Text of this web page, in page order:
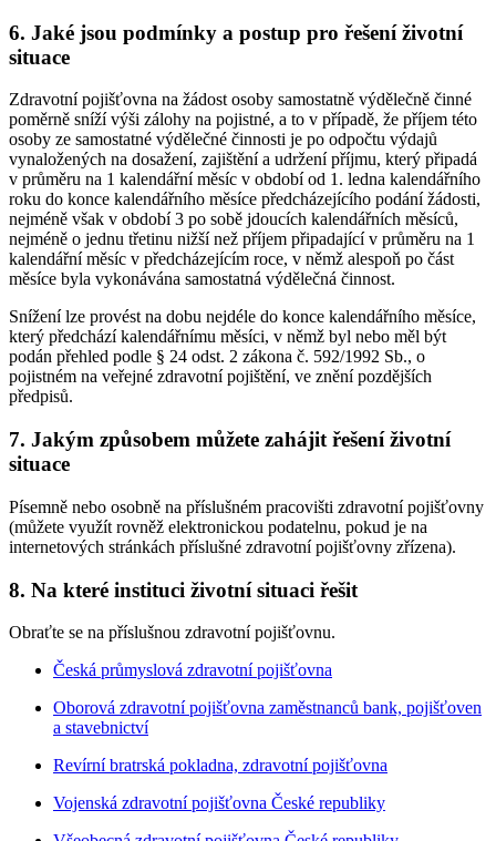
6. Jaké jsou podmínky a postup pro řešení životní
situace
Zdravotní pojišťovna na žádost osoby samostatně výdělečně činné
poměrně sníží výši zálohy na pojistné, a to v případě, že příjem této
osoby ze samostatné výdělečné činnosti je po odpočtu výdajů
vynaložených na dosažení, zajištění a udržení příjmu, který připadá
v průměru na 1 kalendářní měsíc v období od 1. ledna kalendářního
roku do konce kalendářního měsíce předcházejícího podání žádosti,
nejméně však v období 3 po sobě jdoucích kalendářních měsíců,
nejméně o jednu třetinu nižší než příjem připadající v průměru na 1
kalendářní měsíc v předcházejícím roce, v němž alespoň po část
měsíce byla vykonávána samostatná výdělečná činnost.
Snížení lze provést na dobu nejdéle do konce kalendářního měsíce,
který předchází kalendářnímu měsíci, v němž byl nebo měl být
podán přehled podle § 24 odst. 2 zákona č. 592/1992 Sb., o
pojistném na veřejné zdravotní pojištění, ve znění pozdějších
předpisů.
7. Jakým způsobem můžete zahájit řešení životní
situace
Písemně nebo osobně na příslušném pracovišti zdravotní pojišťovny
(můžete využít rovněž elektronickou podatelnu, pokud je na
internetových stránkách příslušné zdravotní pojišťovny zřízena).
8. Na které instituci životní situaci řešit
Obraťte se na příslušnou zdravotní pojišťovnu.
Česká průmyslová zdravotní pojišťovna
Oborová zdravotní pojišťovna zaměstnanců bank, pojišťoven
a stavebnictví
Revírní bratrská pokladna, zdravotní pojišťovna
Vojenská zdravotní pojišťovna České republiky